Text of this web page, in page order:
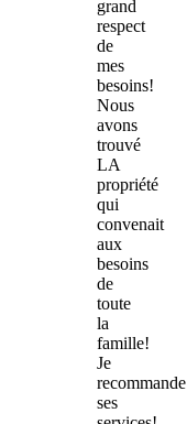
grand
respect
de
mes
besoins!
Nous
avons
trouvé
LA
propriété
qui
convenait
aux
besoins
de
toute
la
famille!
Je
recommande
ses